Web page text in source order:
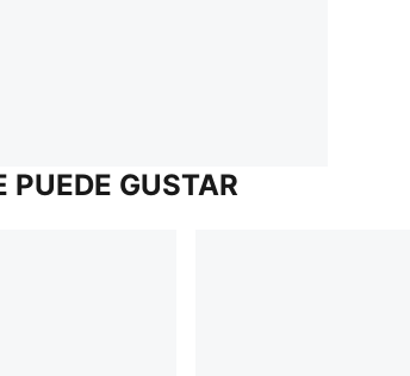
PUEDE GUSTAR